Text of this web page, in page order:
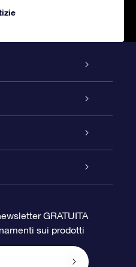
GRATUITA
sui prodotti